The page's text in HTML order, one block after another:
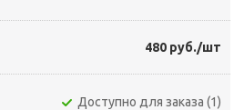
480 руб./шт
Доступно для заказа (1)